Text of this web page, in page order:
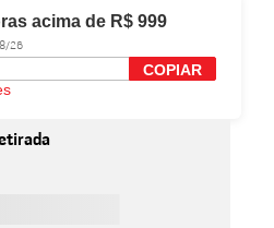
acima de R$ 999
26
COPIAR